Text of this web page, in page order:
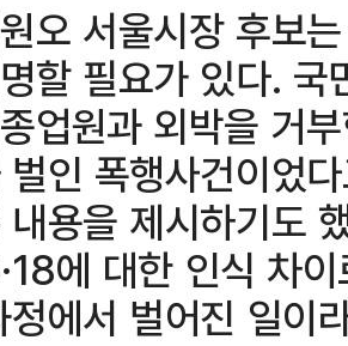
오 서울시장 후보
할 필요가 있다. 국
업원과 외박을 거
인 폭행사건이었
용을 제시하기도
에 대한 인식 차
에서 벌어진 일이